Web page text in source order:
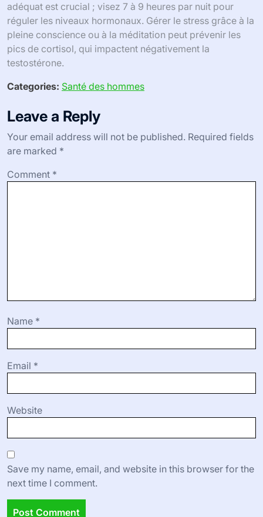
adéquat est crucial ; visez 7 à 9 heures par nuit pour
réguler les niveaux hormonaux. Gérer le stress grâce à la
pleine conscience ou à la méditation peut prévenir les
pics de cortisol, qui impactent négativement la
testostérone.
Categories: Santé des hommes
Leave a Reply
Your email address will not be published. Required fields
are marked *
Comment *
Name *
Email *
Website
Save my name, email, and website in this browser for the
next time I comment.